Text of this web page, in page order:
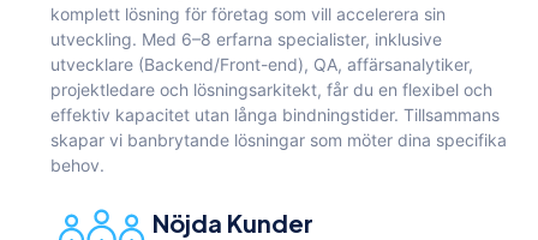
komplett lösning för företag som vill accelerera sin
utveckling. Med 6–8 erfarna specialister, inklusive
utvecklare (Backend/Front-end), QA, affärsanalytiker,
projektledare och lösningsarkitekt, får du en flexibel och
effektiv kapacitet utan långa bindningstider. Tillsammans
skapar vi banbrytande lösningar som möter dina specifika
behov.
Nöjda Kunder